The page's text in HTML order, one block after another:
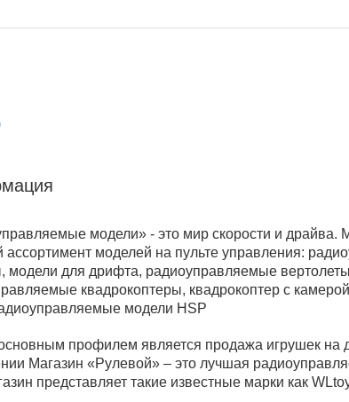
модели» - это мир скорости и драйва.
ассортимент моделей на пульте управления:
для дрифта, радиоуправляемые
квадрокоптеры, квадрокоптер с
модели HSP
профилем является продажа игрушек на
Магазин «Рулевой» – это лучшая
представляет такие известные марки как